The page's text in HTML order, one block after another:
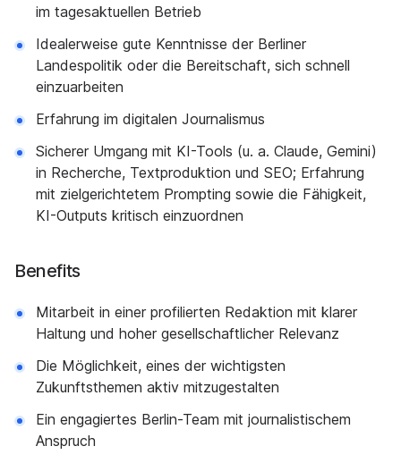
im tagesaktuellen Betrieb
Idealerweise gute Kenntnisse der Berliner
Landespolitik oder die Bereitschaft, sich schnell
einzuarbeiten
Erfahrung im digitalen Journalismus
Sicherer Umgang mit KI-Tools (u. a. Claude, Gemini)
in Recherche, Textproduktion und SEO; Erfahrung
mit zielgerichtetem Prompting sowie die Fähigkeit,
KI-Outputs kritisch einzuordnen
Benefits
Mitarbeit in einer profilierten Redaktion mit klarer
Haltung und hoher gesellschaftlicher Relevanz
Die Möglichkeit, eines der wichtigsten
Zukunftsthemen aktiv mitzugestalten
Ein engagiertes Berlin-Team mit journalistischem
Anspruch